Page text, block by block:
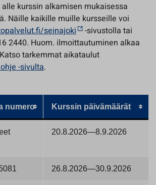
kurssin alkamisen mukaisessa
Näille kaikille muille kursseille voi
seinajoki
-sivustolla tai
2440. Huom. ilmoittautuminen alkaa
tarkemmat aikataulut
-sivulta.
numero Kurssin päivämäärät
20.8.2026—8.9.2026
26.8.2026—30.9.2026